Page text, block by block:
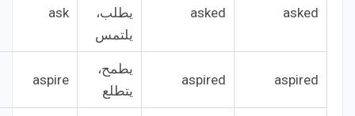
asked
asked
يطلب،
يلتمس
ask
aspired
aspired
يطمح،
يتطلع
aspire